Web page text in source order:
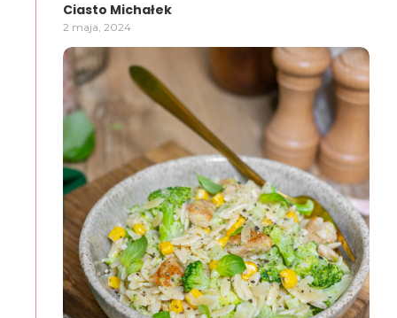
Ciasto Michałek
2 maja, 2024